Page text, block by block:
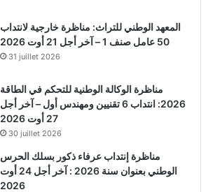
المعهد الوطني للتراث: مناظرة خارجية لانتداب
50 عامل صنف 1 – آخر أجل 21 أوت 2026
31 juillet 2026
مناظرة الوكالة الوطنية للتحكم في الطاقة
2026: انتداب 6 تقنيين ومهندس أول – آخر أجل
27 أوت 2026
30 juillet 2026
مناظرة إنتداب عرفاء ذكور بسلك الحرس
الوطني بعنوان سنة 2026 : آخر أجل 24 أوت
2026